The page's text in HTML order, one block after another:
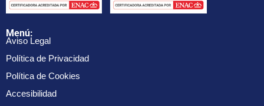
Menú:
Aviso Legal
Política de Privacidad
Política de Cookies
Accesibilidad